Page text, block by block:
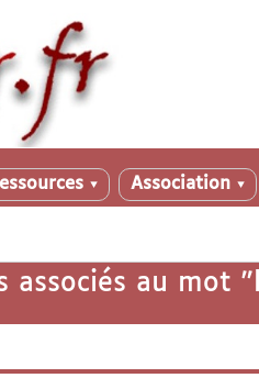
▼ Association ▼
associés au mot "